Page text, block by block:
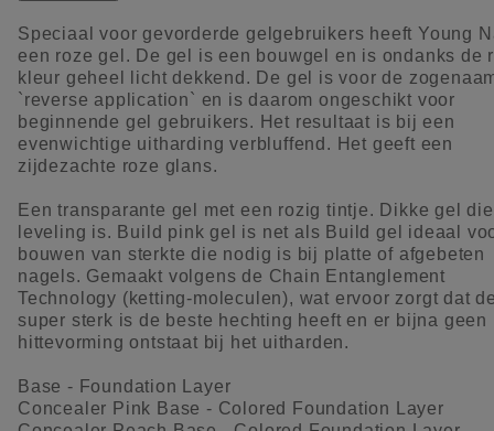
Speciaal voor gevorderde gelgebruikers heeft Young
een roze gel. De gel is een bouwgel en is ondanks de
kleur geheel licht dekkend. De gel is voor de
`reverse application` en is daarom ongeschikt voor
beginnende gel gebruikers. Het resultaat is bij een
evenwichtige uitharding verbluffend. Het geeft een
zijdezachte roze glans.
Een transparante gel met een rozig tintje. Dikke gel
leveling is. Build pink gel is net als Build gel ideaal
bouwen van sterkte die nodig is bij platte of afgebeten
nagels. Gemaakt volgens de Chain Entanglement
Technology (ketting-moleculen), wat ervoor zorgt dat
super sterk is de beste hechting heeft en er bijna geen
hittevorming ontstaat bij het uitharden.
Base - Foundation Layer
Concealer Pink Base - Colored Foundation Layer